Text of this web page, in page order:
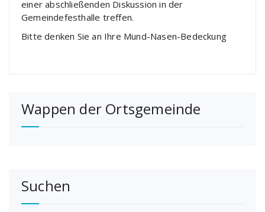
einer abschließenden Diskussion in der
Gemeindefesthalle treffen.
Bitte denken Sie an Ihre Mund-Nasen-Bedeckung
Wappen der Ortsgemeinde
Suchen